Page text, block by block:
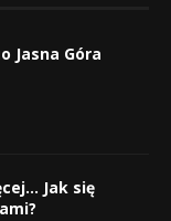
Jasna Góra
Jak się